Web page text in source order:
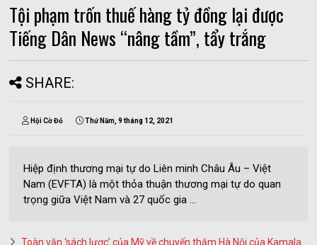
Tội phạm trốn thuế hàng tỷ đồng lại được
Tiếng Dân News “nâng tầm”, tẩy trắng
SHARE:
Hội Cờ Đỏ Thứ Năm, 9 tháng 12, 2021
Hiệp định thương mại tự do Liên minh Châu Âu – Việt
Nam (EVFTA) là một thỏa thuận thương mại tự do quan
trọng giữa Việt Nam và 27 quốc gia ...
Toàn văn ‘sách lược’ của Mỹ về chuyến thăm Hà Nội của Kamala